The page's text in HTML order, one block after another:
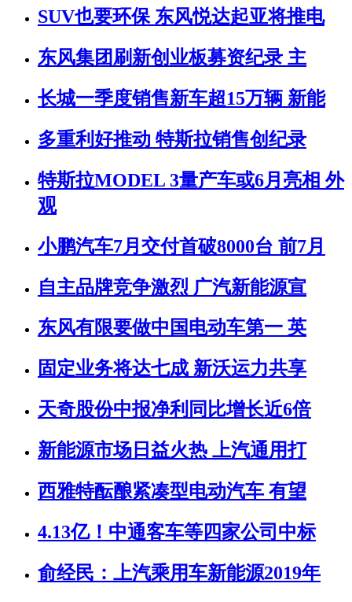
SUV也要环保 东风悦达起亚将推电
东风集团刷新创业板募资纪录 主
长城一季度销售新车超15万辆 新能
多重利好推动 特斯拉销售创纪录
特斯拉MODEL 3量产车或6月亮相 外
观
小鹏汽车7月交付首破8000台 前7月
自主品牌竞争激烈 广汽新能源宣
东风有限要做中国电动车第一 英
固定业务将达七成 新沃运力共享
天奇股份中报净利同比增长近6倍
新能源市场日益火热 上汽通用打
西雅特酝酿紧凑型电动汽车 有望
4.13亿！中通客车等四家公司中标
俞经民：上汽乘用车新能源2019年